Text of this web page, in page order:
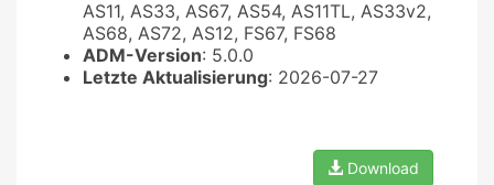
AS11, AS33, AS67, AS54, AS11TL, AS33v2,
AS68, AS72, AS12, FS67, FS68
ADM-Version: 5.0.0
Letzte Aktualisierung: 2026-07-27
Download